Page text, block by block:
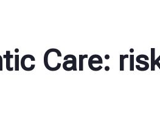
Care: